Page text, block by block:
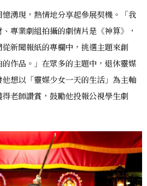
湧現，熱情地分享起參展契機。「我
專業劇組拍攝的劇情片是《神算》，
新聞報紙的專欄中，挑選主題來創
作品。」在眾多的主題中，退休靈媒
想以「靈媒少女一天的生活」為主軸
老師讚賞，鼓勵他投報公視學生劇